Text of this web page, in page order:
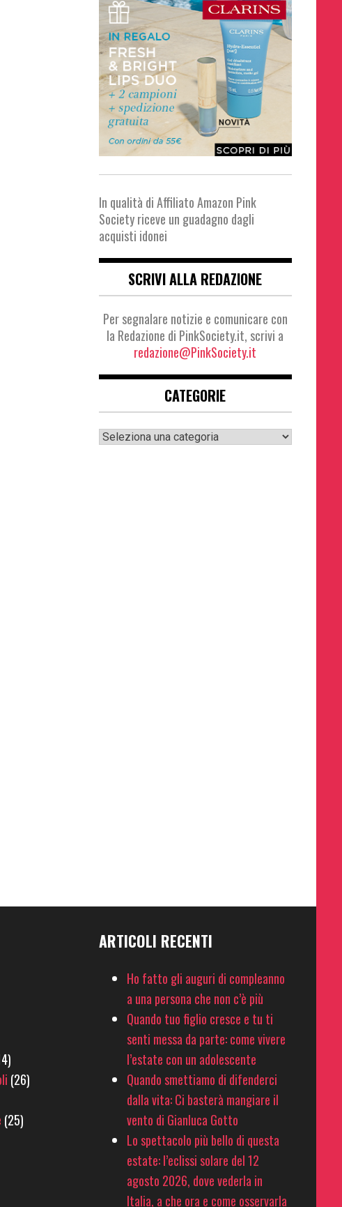
In qualità di Affiliato Amazon Pink
Society riceve un guadagno dagli
acquisti idonei
SCRIVI ALLA REDAZIONE
Per segnalare notizie e comunicare con
la Redazione di PinkSociety.it, scrivi a
redazione@PinkSociety.it
CATEGORIE
Categorie
(26)
(25)
ARTICOLI RECENTI
Ho fatto gli auguri di compleanno
a una persona che non c’è più
Quando tuo figlio cresce e tu ti
senti messa da parte: come vivere
l’estate con un adolescente
Quando smettiamo di difenderci
dalla vita: Ci basterà mangiare il
vento di Gianluca Gotto
Lo spettacolo più bello di questa
estate: l’eclissi solare del 12
agosto 2026, dove vederla in
Italia, a che ora e come osservarla